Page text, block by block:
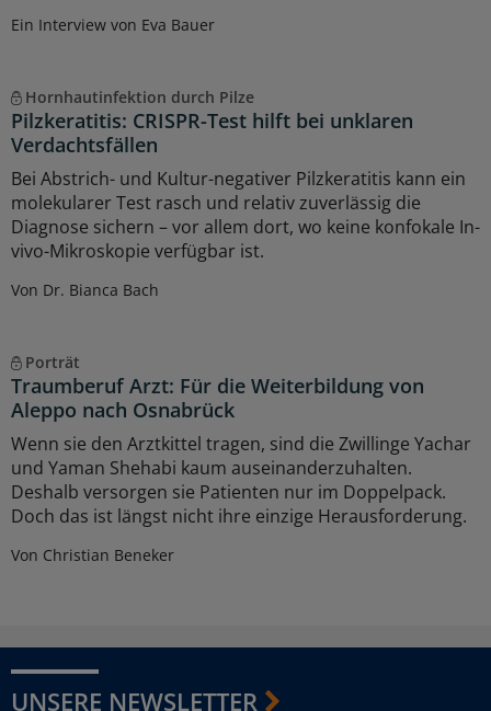
Ein Interview von Eva Bauer
Hornhautinfektion durch Pilze
Pilzkeratitis: CRISPR-Test hilft bei unklaren
Verdachtsfällen
Bei Abstrich- und Kultur-negativer Pilzkeratitis kann ein
molekularer Test rasch und relativ zuverlässig die
Diagnose sichern – vor allem dort, wo keine konfokale In-
vivo-Mikroskopie verfügbar ist.
Von Dr. Bianca Bach
Porträt
Traumberuf Arzt: Für die Weiterbildung von
Aleppo nach Osnabrück
Wenn sie den Arztkittel tragen, sind die Zwillinge Yachar
und Yaman Shehabi kaum auseinanderzuhalten.
Deshalb versorgen sie Patienten nur im Doppelpack.
Doch das ist längst nicht ihre einzige Herausforderung.
Von Christian Beneker
UNSERE NEWSLETTER